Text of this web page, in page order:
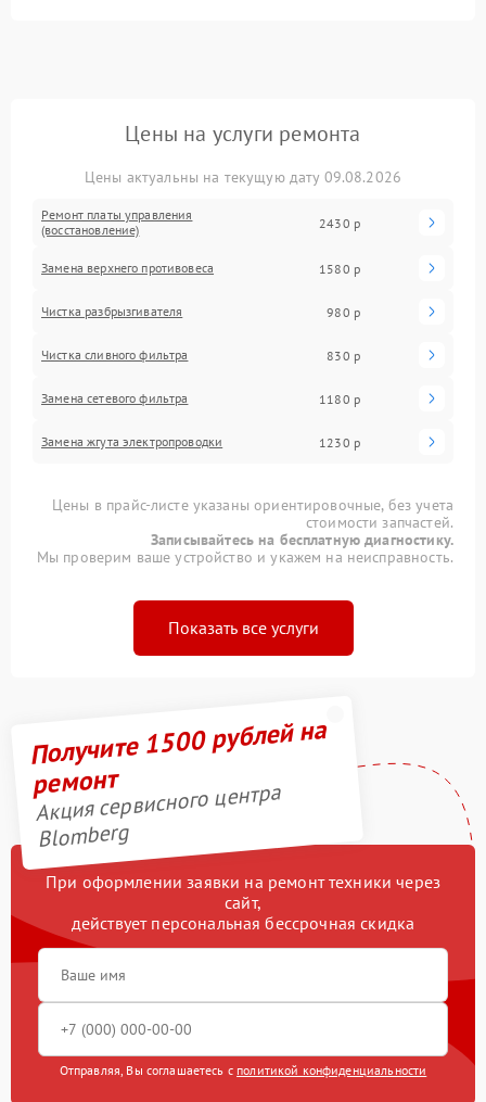
Цены на услуги ремонта
Цены актуальны на текущую дату 09.08.2026
Ремонт платы управления
(восстановление)
2430 р
Замена верхнего противовеса 1580 р
Чистка разбрызгивателя 980 р
Чистка сливного фильтра 830 р
Замена сетевого фильтра 1180 р
Замена жгута электропроводки 1230 р
Цены в прайс-листе указаны ориентировочные, без учета
стоимости запчастей.
Записывайтесь на бесплатную диагностику.
Мы проверим ваше устройство и укажем на неисправность.
Показать все услуги
Получите 1500 рублей на
ремонт
Акция сервисного центра
Blomberg
При оформлении заявки на ремонт техники через
сайт,
действует персональная бессрочная скидка
Отправляя, Вы соглашаетесь с политикой конфиденциальности